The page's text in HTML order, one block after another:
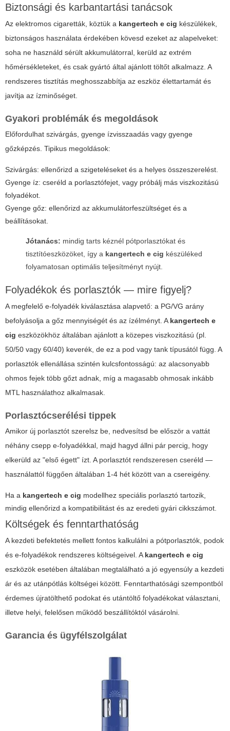
Biztonsági és karbantartási tanácsok
Az elektromos cigaretták, köztük a kangertech e cig készülékek,
biztonságos használata érdekében kövesd ezeket az alapelveket:
soha ne használd sérült akkumulátorral, kerüld az extrém
hőmérsékleteket, és csak gyártó által ajánlott töltőt alkalmazz. A
rendszeres tisztítás meghosszabbítja az eszköz élettartamát és
javítja az ízminőséget.
Gyakori problémák és megoldások
Előfordulhat szivárgás, gyenge ízvisszaadás vagy gyenge
gőzképzés. Tipikus megoldások:
Szivárgás: ellenőrizd a szigeteléseket és a helyes összeszerelést.
Gyenge íz: cseréld a porlasztófejet, vagy próbálj más viszkozitású
folyadékot.
Gyenge gőz: ellenőrizd az akkumulátorfeszültséget és a
beállításokat.
Jótanács: mindig tarts kéznél pótporlasztókat és
tisztítóeszközöket, így a kangertech e cig készüléked
folyamatosan optimális teljesítményt nyújt.
Folyadékok és porlasztók — mire figyelj?
A megfelelő e-folyadék kiválasztása alapvető: a PG/VG arány
befolyásolja a gőz mennyiségét és az ízélményt. A kangertech e
cig eszközökhöz általában ajánlott a közepes viszkozitású (pl.
50/50 vagy 60/40) keverék, de ez a pod vagy tank típusától függ. A
porlasztók ellenállása szintén kulcsfontosságú: az alacsonyabb
ohmos fejek több gőzt adnak, míg a magasabb ohmosak inkább
MTL használathoz alkalmasak.
Porlasztócserélési tippek
Amikor új porlasztót szerelsz be, nedvesítsd be először a vattát
néhány csepp e-folyadékkal, majd hagyd állni pár percig, hogy
elkerüld az "első égett" ízt. A porlasztót rendszeresen cseréld —
használattól függően általában 1-4 hét között van a csereigény.
Ha a kangertech e cig modellhez speciális porlasztó tartozik,
mindig ellenőrizd a kompatibilitást és az eredeti gyári cikkszámot.
Költségek és fenntarthatóság
A kezdeti befektetés mellett fontos kalkulálni a pótporlasztók, podok
és e-folyadékok rendszeres költségeivel. A kangertech e cig
eszközök esetében általában megtalálható a jó egyensúly a kezdeti
ár és az utánpótlás költségei között. Fenntarthatósági szempontból
érdemes újratölthető podokat és utántöltő folyadékokat választani,
illetve helyi, felelősen működő beszállítóktól vásárolni.
Garancia és ügyfélszolgálat